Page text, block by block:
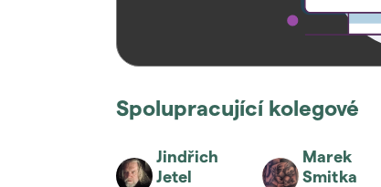
Spolupracující kolegové
Jindřich
Jetel
Marek
Smitka